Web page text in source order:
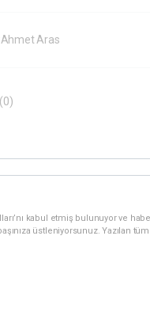
Aras
(0)
kabul etmiş bulunuyor ve
üstleniyorsunuz. Yazılan